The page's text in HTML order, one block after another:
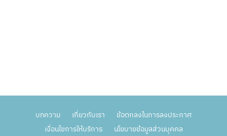
บทความ เกี่ยวกับเรา
ข้อตกลงในการลงประกาศ
เงื่อนไขการให้บริการ
นโยบายข้อมูลส่วนบุคคล